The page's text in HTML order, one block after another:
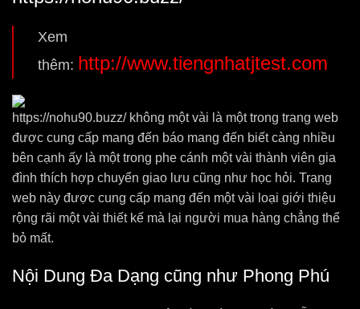
Xem
thêm: http://www.tiengnhatjtest.com
https://nohu90.buzz/ không một vài là một trong trang web
được cung cấp mang đến báo mang đến biết càng nhiều
bên cạnh ấy là một trong phe cánh một vài thành viên gia
đình thích hợp chuyển giao lưu cũng như học hỏi. Trang
web này được cung cấp mang đến một vài loại giới thiệu
rộng rãi một vài thiết kế mà lại người mua hàng chẳng thể
bỏ mất.
Nội Dung Đa Dạng cũng như Phong Phú